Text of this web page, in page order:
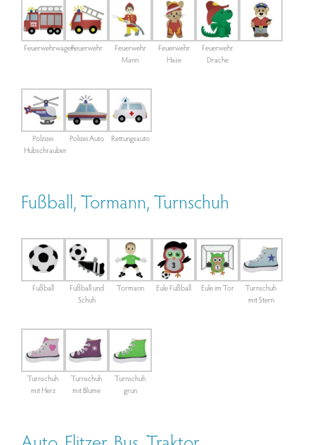
FeuerwehrwagenFeuerwehr
Feuerwehr
Mann
Feuerwehr
Hase
Feuerwehr
Drache
Polzizei
Hubschrauber
Polizei Auto Rettungsauto
Fußball, Tormann, Turnschuh
Fußball
Fußball und
Schuh
Tormann Eule Fußball Eule im Tor
Turnschuh
mit Stern
Turnschuh
mit Herz
Turnschuh
mit Blume
Turnschuh
grün